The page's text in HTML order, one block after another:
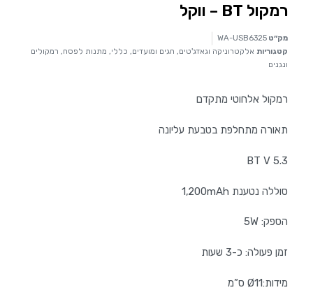
רמקול BT – ווקל
מק״ט WA-USB6325
קטגוריות אלקטרוניקה וגאדג'טים, חגים ומועדים, כללי, מתנות לפסח, רמקולים
ונגנים
רמקול אלחוטי מתקדם
תאורה מתחלפת בטבעת עליונה
BT V 5.3
סוללה נטענת 1,200mAh
הספק: 5W
זמן פעולה: כ-3 שעות
מידות:Ø11 ס”מ